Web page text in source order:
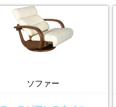
ソファー